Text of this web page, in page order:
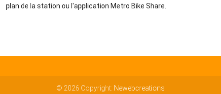
plan de la station ou l'application Metro Bike Share.
© 2026 Copyright: Newebcreations